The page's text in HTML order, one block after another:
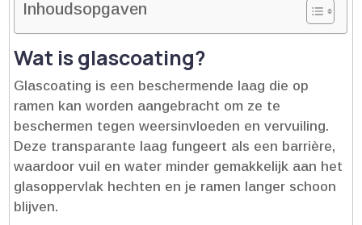
Inhoudsopgaven
Wat is glascoating?
Glascoating is een beschermende laag die op
ramen kan worden aangebracht om ze te
beschermen tegen weersinvloeden en vervuiling.​
Deze transparante laag fungeert als een barrière,
waardoor vuil en water minder gemakkelijk aan het
glasoppervlak hechten en je ramen langer schoon
blijven.​